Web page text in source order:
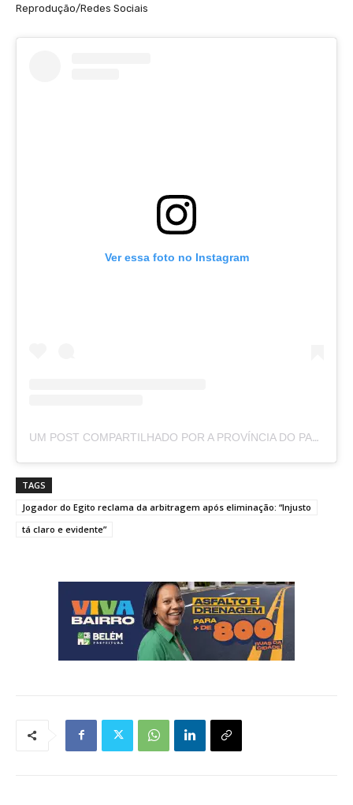
Reprodução/Redes Sociais
Ver essa foto no Instagram
UM POST COMPARTILHADO POR A PROVÍNCIA DO PARÁ (@APROVINCIADOPARA)
TAGS
Jogador do Egito reclama da arbitragem após eliminação: “Injusto
tá claro e evidente”